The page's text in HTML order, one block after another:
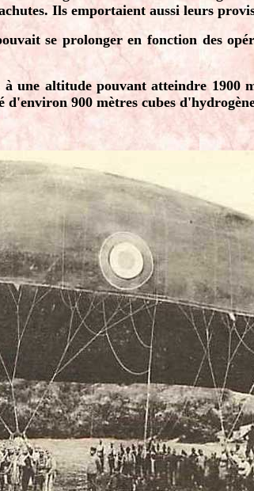
Ils emportaient aussi leurs
se prolonger en fonction des
une altitude pouvant atteindre 1900
900 mètres cubes